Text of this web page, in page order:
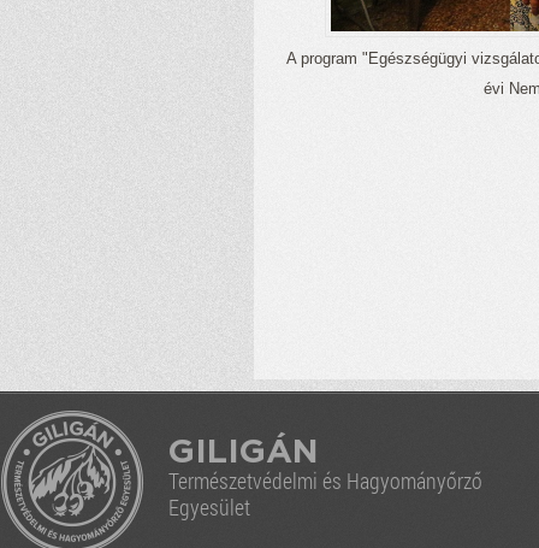
A program "Egészségügyi
évi
GILIGÁN
Természetvédelmi és Hagyományőrző
Egyesület